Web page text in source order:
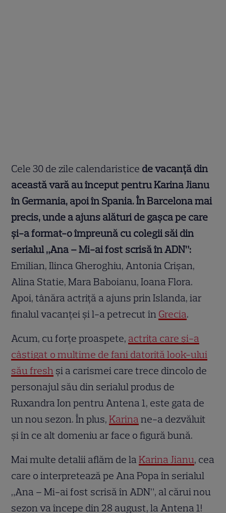
Cele 30 de zile calendaristice de vacanță din
această vară au început pentru Karina Jianu
în Germania, apoi în Spania. În Barcelona mai
precis, unde a ajuns alături de gașca pe care
și-a format-o împreună cu colegii săi din
serialul „Ana – Mi-ai fost scrisă în ADN”:
Emilian, Ilinca Gheroghiu, Antonia Crișan,
Alina Statie, Mara Baboianu, Ioana Flora.
Apoi, tânăra actriță a ajuns prin Islanda, iar
finalul vacanței și l-a petrecut în Grecia.
Acum, cu forțe proaspete, actrița care și-a
câștigat o mulțime de fani datorită look-ului
său fresh și a carismei care trece dincolo de
personajul său din serialul produs de
Ruxandra Ion pentru Antena 1, este gata de
un nou sezon. În plus,Karina ne-a dezvăluit
și în ce alt domeniu ar face o figură bună.
Mai multe detalii aflăm de laKarina Jianu, cea
care o interpretează pe Ana Popa în serialul
„Ana – Mi-ai fost scrisă în ADN”, al cărui nou
sezon va începe din 28 august, la Antena 1!